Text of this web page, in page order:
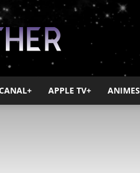
APPLE TV+ ANIMES